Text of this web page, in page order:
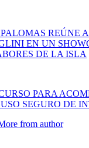
REÚNE
EN UN
DE LA ISLA
PARA
SEGURO DE
from author